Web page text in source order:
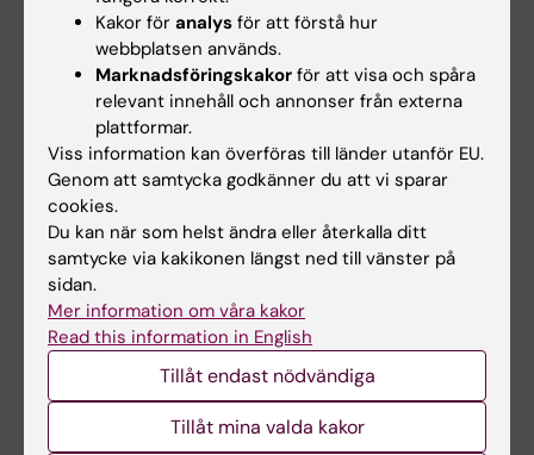
Examination
Skriftlig sammanfattning av arbetet i form av
en kortfattad vetenskaplig artikel och muntlig
presentation inför övriga studenter och
examinator. Examinator sätter betyg efter
samråd med handledare och examinerande
lärare baserat på arbetets genomförande och
slutpresentation.
Övergångsbestämmelser
Efter varje kurstillfälle kommer det att
erbjudas minst sex tillfällen för examination
Kakor för analys för att förstå hur
webbplatsen används.
Marknadsföringskakor för att visa och spåra
relevant innehåll och annonser från externa
plattformar.
Viss information kan överföras till länder utanför EU.
Genom att samtycka godkänner du att vi sparar
cookies.
Du kan när som helst ändra eller återkalla ditt
samtycke via kakikonen längst ned till vänster på
sidan.
Mer information om våra kakor
Read this information in English
Tillåt endast nödvändiga
Tillåt mina valda kakor